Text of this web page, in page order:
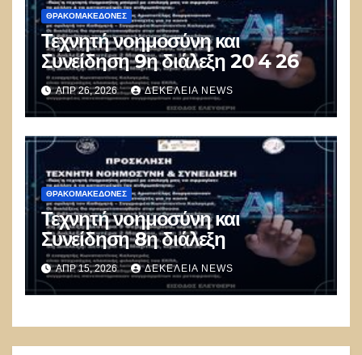
ΘΡΑΚΟΜΑΚΕΔΌΝΕΣ
Τεχνητή νοημοσύνη και
Συνείδηση 9η διάλεξη 20 4 26
ΑΠΡ 26, 2026 ΔΕΚΈΛΕΙΑ NEWS
ΘΡΑΚΟΜΑΚΕΔΌΝΕΣ
Τεχνητή νοημοσύνη και
Συνείδηση 8η διάλεξη
ΑΠΡ 15, 2026 ΔΕΚΈΛΕΙΑ NEWS